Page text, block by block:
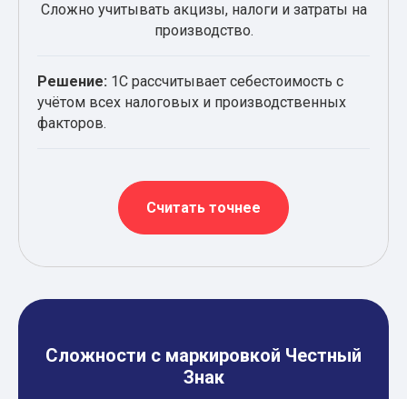
Сложно учитывать акцизы, налоги и затраты на
производство.
Решение: 1С рассчитывает себестоимость с
учётом всех налоговых и производственных
факторов.
Считать точнее
Сложности с маркировкой Честный
Знак